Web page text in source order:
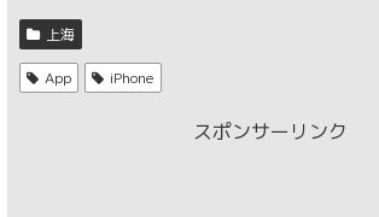
上海
App iPhone
スポンサーリンク